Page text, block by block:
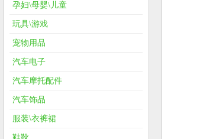
孕妇\母婴\儿童
玩具\游戏
宠物用品
汽车电子
汽车摩托配件
汽车饰品
服装\衣裤裙